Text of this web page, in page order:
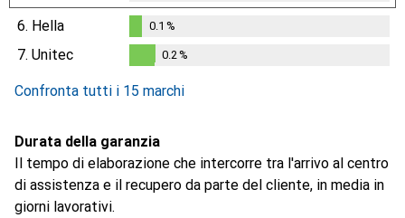
6. Hella
%
0.1 %
7. Unitec 0.2 %
Confronta tutti i 15 marchi
Durata della garanzia
Il tempo di elaborazione che intercorre tra l'arrivo al centro
di assistenza e il recupero da parte del cliente, in media in
giorni lavorativi.